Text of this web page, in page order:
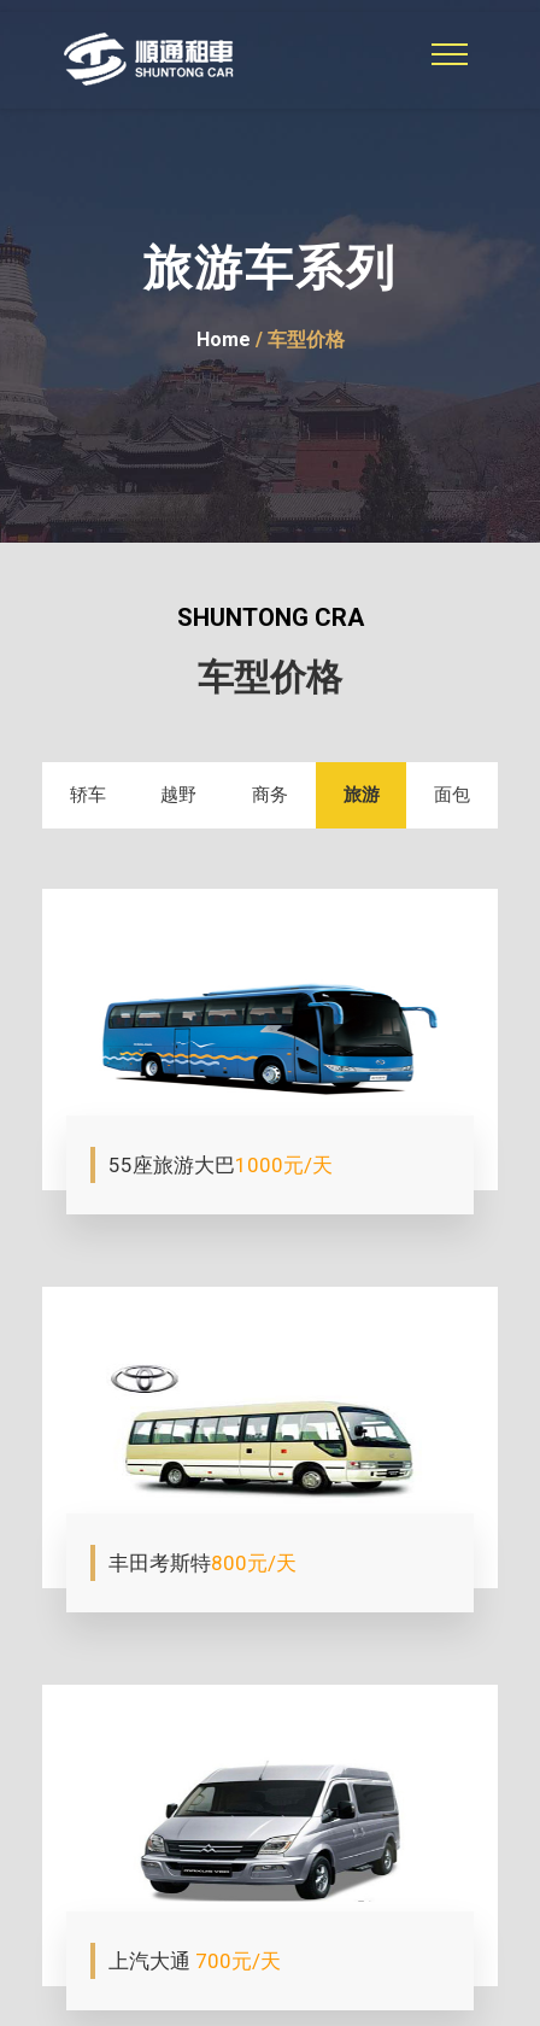
旅游车系列
Home / 车型价格
SHUNTONG CRA
车型价格
轿车 越野 商务 旅游 面包
55座旅游大巴1000元/天
丰田考斯特800元/天
上汽大通 700元/天